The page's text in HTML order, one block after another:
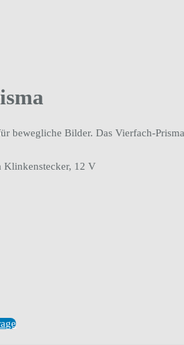
bewegliche Bilder. Das Vierfach-
Klinkenstecker, 12 V